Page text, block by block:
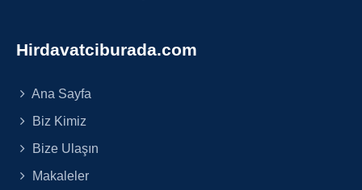
Hirdavatciburada.com
Ana Sayfa
Biz Kimiz
Bize Ulaşın
Makaleler